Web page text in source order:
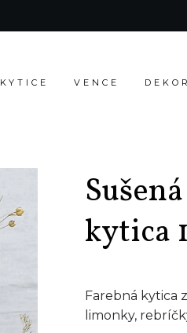
KYTICE VENCE
kytica
Farebná kytica
limonky,